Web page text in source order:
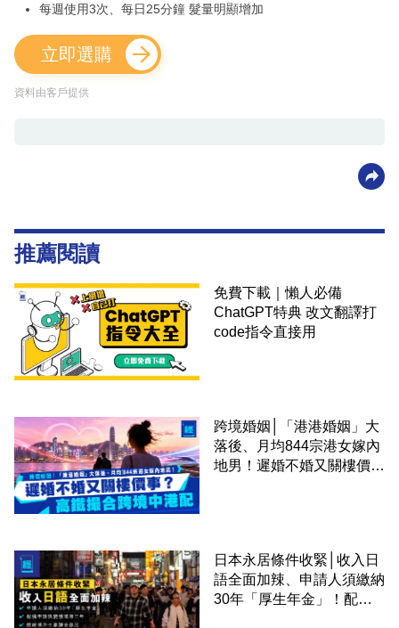
每週使用3次、每日25分鐘 髮量明顯增加
立即選購
資料由客戶提供
推薦閱讀
免費下載｜懶人必備
ChatGPT特典 改文翻譯打
code指令直接用
跨境婚姻│「港港婚姻」大
落後、月均844宗港女嫁內
地男！遲婚不婚又關樓價
日本永居條件收緊│收入日
語全面加辣、申請人須繳納
30年「厚生年金」！配偶